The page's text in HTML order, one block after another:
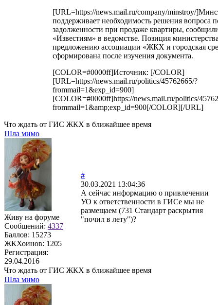
[URL=https://news.mail.ru/company/minstroy/
поддерживает необходимость решения вопроса
задолженности при продаже квартиры,
«Известиям» в ведомстве. Позиция
предложению ассоциации «ЖКХ и городская
сформирована после изучения документа.
[COLOR=#0000ff]Источник: [/COLOR]
[URL=https://news.mail.ru/politics/45762665/?
frommail=1&exp_id=900]
[COLOR=#0000ff]https://news.mail.ru/politics/
frommail=1&amp;exp_id=900[/COLOR][/URL]
Что ждать от ГИС ЖКХ в ближайшее время
Шла мимо
Живу на форуме
Сообщений: 4337
Баллов: 15273
ЖКХоинов: 1205
Регистрация:
29.04.2016
#
30.03.2021 13:04:36
А сейчас информацию о привлечении
УО к ответственности в ГИСе мы не
размещаем (731 Стандарт раскрытия
"почил в лету")?
Что ждать от ГИС ЖКХ в ближайшее время
Шла мимо